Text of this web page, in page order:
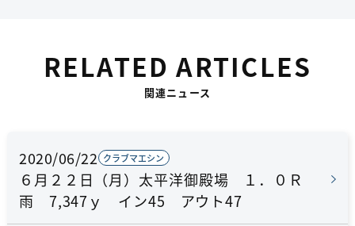
RELATED ARTICLES
関連ニュース
2020/06/22 クラブマエシン
６月２２日（月）太平洋御殿場 １．０Ｒ
雨 7,347ｙ イン45 アウト47